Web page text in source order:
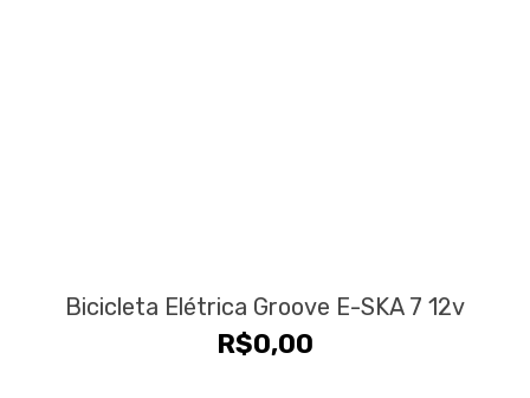
Bicicleta Elétrica Groove E-SKA 7 12v
R$0,00